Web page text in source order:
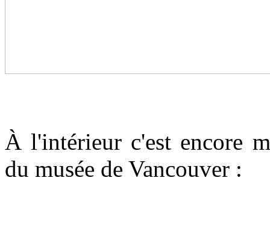
À l'intérieur c'est encore
du musée de Vancouver :